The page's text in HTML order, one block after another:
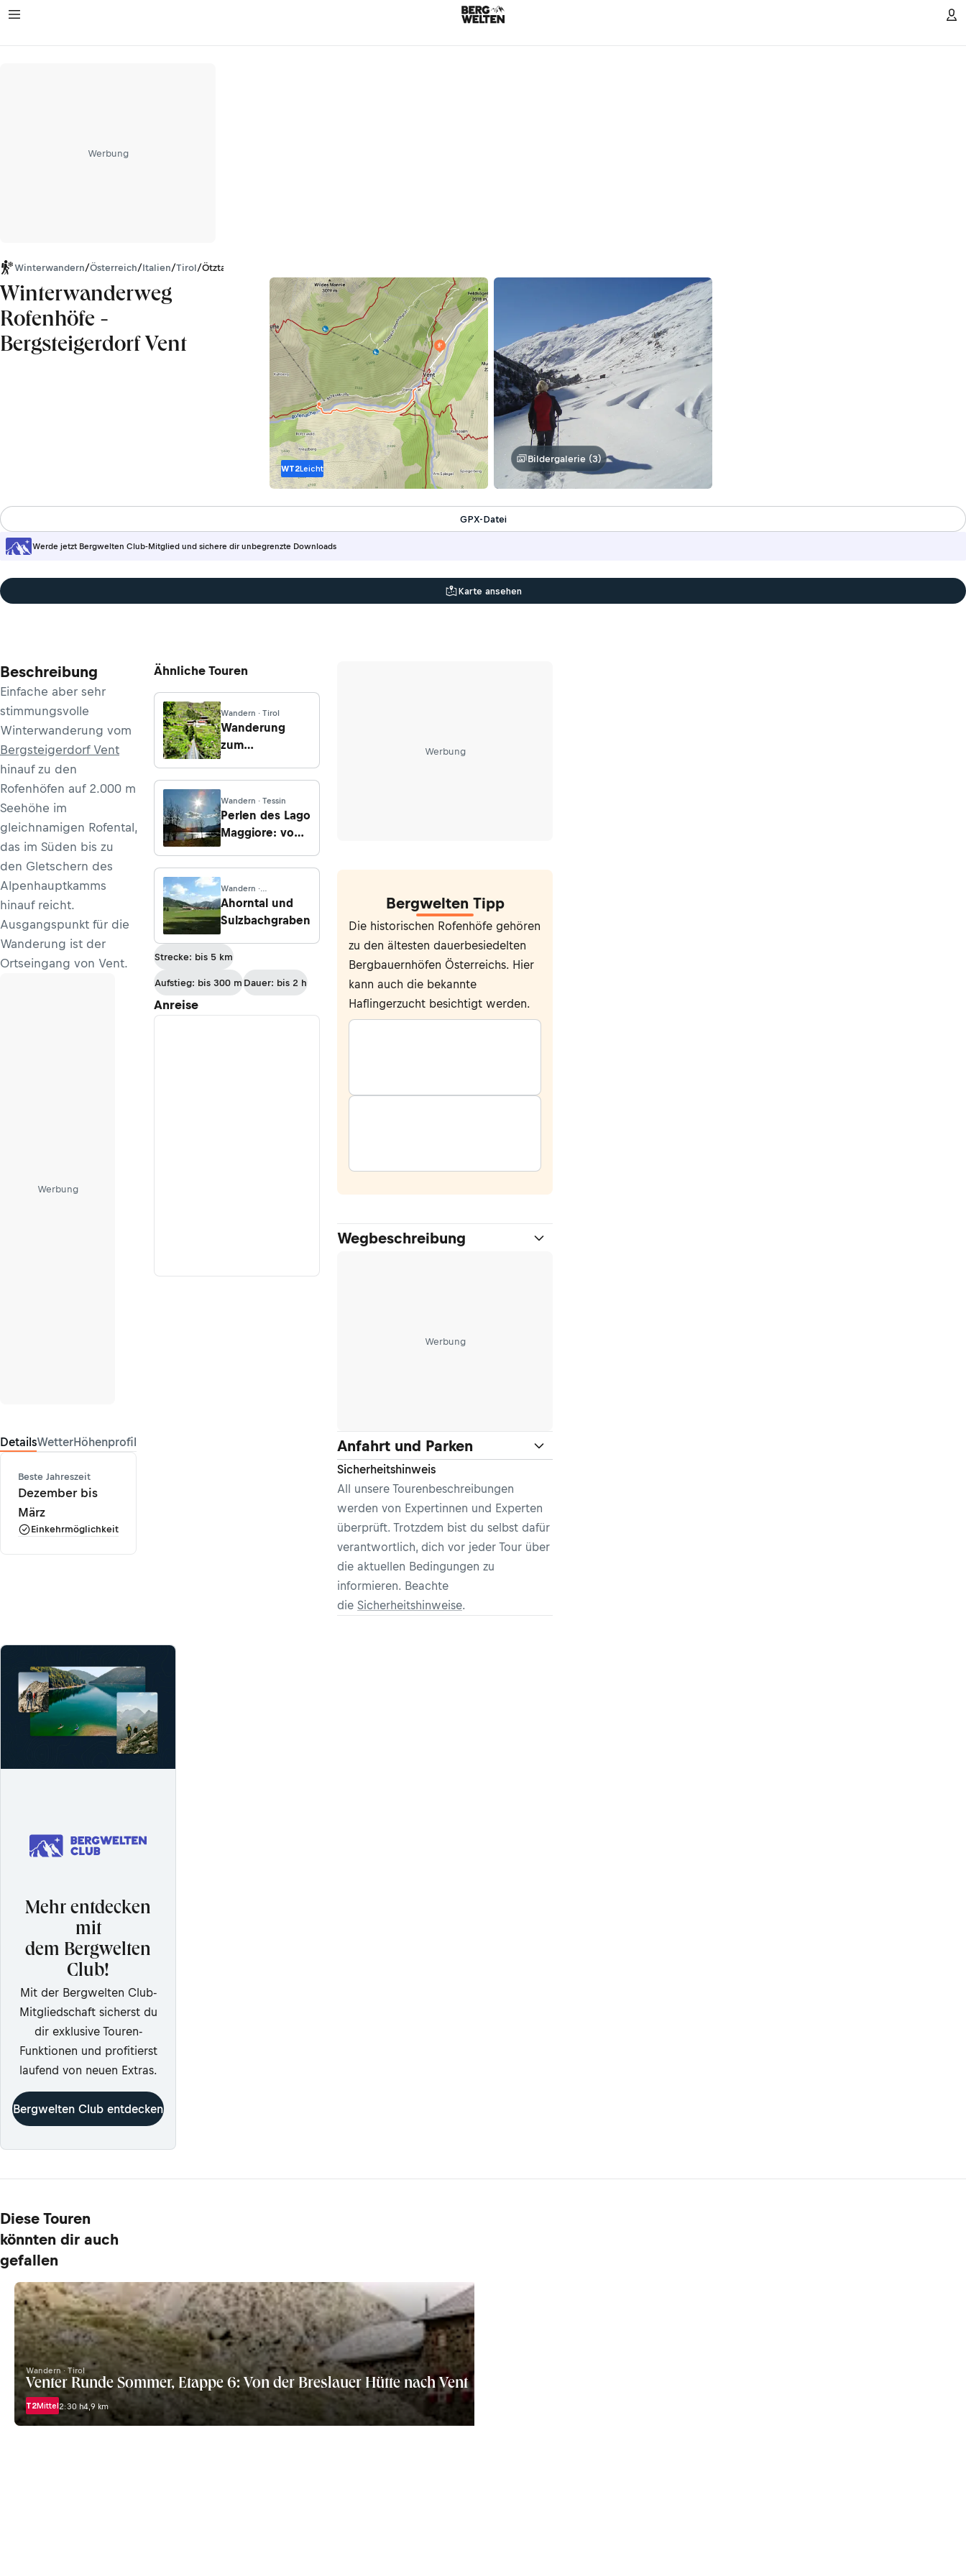
Werbung
Winterwandern/Österreich/Italien/Tirol/Ötztaler Alpen
Winterwanderweg
Rofenhöfe -
Bergsteigerdorf Vent
WT2Leicht
Bildergalerie (3)
Werde jetzt Bergwelten Club-Mitglied und sichere dir unbegrenzte Downloads
GPX-Datei
Karte ansehen
Beschreibung
Einfache aber sehr
stimmungsvolle
Winterwanderung vom
Bergsteigerdorf Vent
hinauf zu den
Rofenhöfen auf 2.000 m
Seehöhe im
gleichnamigen Rofental,
das im Süden bis zu
den Gletschern des
Alpenhauptkamms
hinauf reicht.
Ausgangspunkt für die
Wanderung ist der
Ortseingang von Vent.
Werbung
DetailsWetterHöhenprofil
Beste Jahreszeit
Dezember bis
März
Einkehrmöglichkeit
Ähnliche Touren
Wandern · Tirol
Wanderung
zum
Schöne
Aussicht von
Vent
Wandern · Tessin
Perlen des Lago
Maggiore: von
Ascona
Wandern ·
Niederösterreich
Ahorntal und
Sulzbachgraben
Strecke: bis 5 km
Aufstieg: bis 300 m Dauer: bis 2 h
Anreise
Werbung
Bergwelten Tipp
Die historischen Rofenhöfe gehören
zu den ältesten dauerbesiedelten
Bergbauernhöfen Österreichs. Hier
kann auch die bekannte
Haflingerzucht besichtigt werden.
Wegbeschreibung
Werbung
Anfahrt und Parken
Sicherheitshinweis
All unsere Tourenbeschreibungen
werden von Expertinnen und Experten
überprüft. Trotzdem bist du selbst dafür
verantwortlich, dich vor jeder Tour über
die aktuellen Bedingungen zu
informieren. Beachte
die Sicherheitshinweise.
Mehr entdecken
mit
dem Bergwelten
Club!
Mit der Bergwelten Club-
Mitgliedschaft sicherst du
dir exklusive Touren-
Funktionen und profitierst
laufend von neuen Extras.
Bergwelten Club entdecken
Diese Touren
könnten dir auch
gefallen
Wandern · Tirol
Venter Runde Sommer, Etappe 6: Von der Breslauer Hütte nach Vent
T2Mittel2:30 h4,9 km